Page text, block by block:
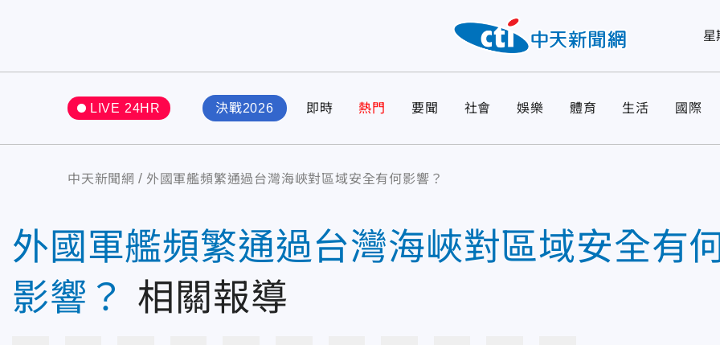
星
LIVE 24HR 決戰2026 即時 熱門 要聞 社會 娛樂 體育 生活 國際
中天新聞網 外國軍艦頻繁通過台灣海峽對區域安全有何影響？
外國軍艦頻繁通過台灣海峽對區域安全有
影響？ 相關報導